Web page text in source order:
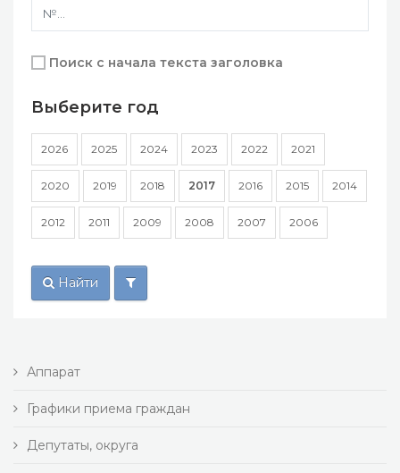
Поиск с начала текста заголовка
Выберите год
2026 2025 2024 2023 2022 2021
2020 2019 2018 2017 2016 2015 2014
2012 2011 2009 2008 2007 2006
Найти
Аппарат
Графики приема граждан
Депутаты, округа